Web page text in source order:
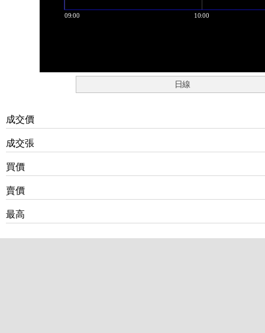
日線
成交價
成交張
買價
賣價
最高